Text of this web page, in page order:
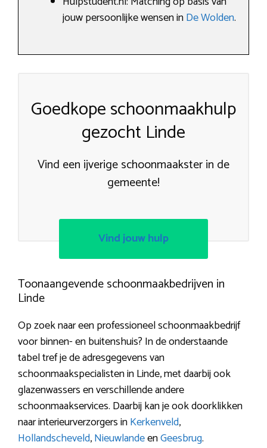
jouw persoonlijke wensen inDe Wolden.
Goedkope schoonmaakhulp
gezocht Linde
Vind een ijverige schoonmaakster in de
gemeente!
Vind jouw hulp
Toonaangevende schoonmaakbedrijven in
Linde
Op zoek naar een professioneel schoonmaakbedrijf
voor binnen- en buitenshuis? In de onderstaande
tabel tref je de adresgegevens van
schoonmaakspecialisten in Linde, met daarbij ook
glazenwassers en verschillende andere
schoonmaakservices. Daarbij kan je ook doorklikken
naar interieurverzorgers inKerkenveld,
Hollandscheveld,NieuwlandeenGeesbrug.